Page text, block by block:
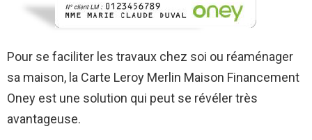
Pour se faciliter les travaux chez soi ou réaménager
sa maison, la Carte Leroy Merlin Maison Financement
Oney est une solution qui peut se révéler très
avantageuse.